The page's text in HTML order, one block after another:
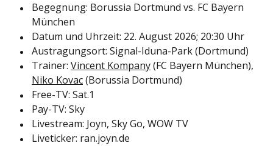
Begegnung: Borussia Dortmund vs. FC Bayern
München
Datum und Uhrzeit: 22. August 2026; 20:30 Uhr
Austragungsort: Signal-Iduna-Park (Dortmund)
Trainer: Vincent Kompany(FC Bayern München),
Niko Kovac(Borussia Dortmund)
Free-TV: Sat.1
Pay-TV: Sky
Livestream: Joyn, Sky Go, WOW TV
Liveticker: ran.joyn.de